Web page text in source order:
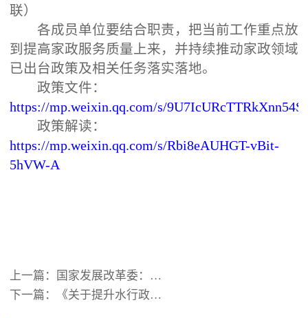
联）
各成员单位要结合职责，把当前工作重点放
到提高家政服务质量上来，并持续推动家政领域
已出台政策及相关任务落实落地。
政策文件：
https://mp.weixin.qq.com/s/
政策解读：
https://mp.weixin.qq.com/s/Rbi8eAUHGT-vBit-
5hVW-A
上一篇：
国家发展改革委：加快推动《社
下一篇：
《关于提升水行政执法质量和效